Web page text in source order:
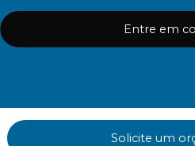
Entre em
Solicite um